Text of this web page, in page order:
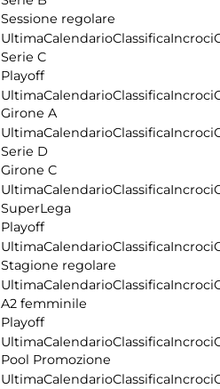
Sessione regolare
UltimaCalendarioClassificaIncroci
Serie C
Playoff
UltimaCalendarioClassificaIncroci
Girone A
UltimaCalendarioClassificaIncroci
Serie D
Girone C
UltimaCalendarioClassificaIncroci
SuperLega
Playoff
UltimaCalendarioClassificaIncroci
Stagione regolare
UltimaCalendarioClassificaIncroci
A2 femminile
Playoff
UltimaCalendarioClassificaIncroci
Pool Promozione
UltimaCalendarioClassificaIncroci